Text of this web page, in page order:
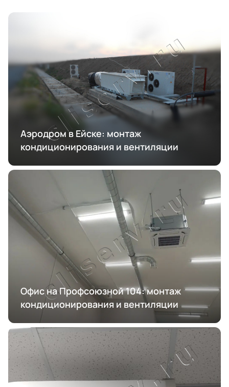
Аэродром в Ейске: монтаж
кондиционирования и вентиляции
Офис на Профсоюзной 104: монтаж
кондиционирования и вентиляции